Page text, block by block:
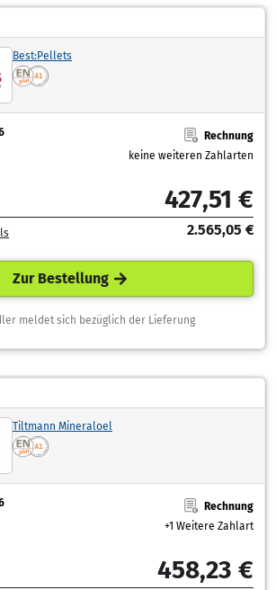
Best:Pellets
Rechnung
keine weiteren Zahlarten
427,51 €
2.565,05 €
Zur Bestellung
meldet sich bezüglich der Lieferung
Tiltmann Mineraloel
Rechnung
+1 Weitere Zahlart
458,23 €